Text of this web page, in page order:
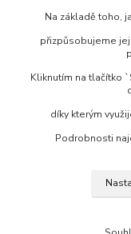
www.pletivo-trinec.cz
Raszka Petr
+420
Denně
© 2019
Na základě toho,
přizpůsobujeme
Kliknutím na tlačítko
díky kterým
Podrobnosti